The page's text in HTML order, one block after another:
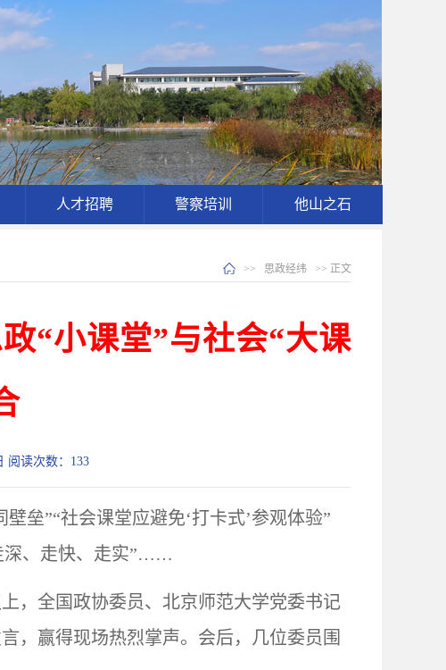
人才招聘 警察培训 他山之石
>> 思政经纬 >> 正文
“小课堂”与社会“大课
阅读次数： 133
垒”“社会课堂应避免‘打卡式’参观体验”
深、走快、走实”……
，全国政协委员、北京师范大学党委书记
，赢得现场热烈掌声。会后，几位委员围